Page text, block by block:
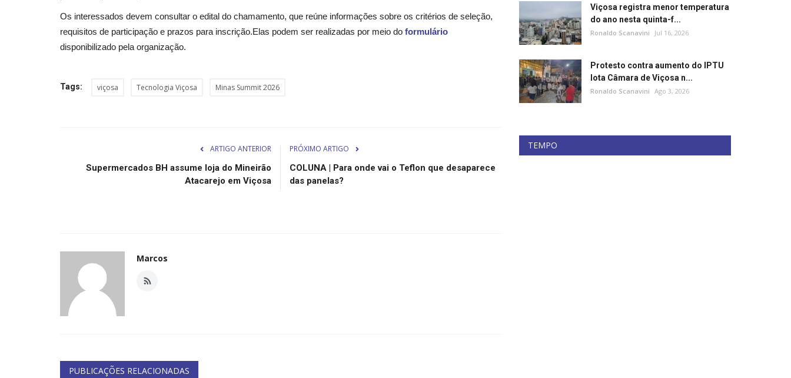
Os interessados devem consultar o edital do chamamento, que reúne informações sobre os critérios de seleção,
requisitos de participação e prazos para inscrição.Elas podem ser realizadas por meio do formulário
disponibilizado pela organização.
Tags: viçosa Tecnologia Viçosa Minas Summit 2026
ARTIGO ANTERIOR
Supermercados BH assume loja do Mineirão
Atacarejo em Viçosa
PRÓXIMO ARTIGO
COLUNA | Para onde vai o Teflon que desaparece
das panelas?
Marcos
PUBLICAÇÕES RELACIONADAS
Viçosa registra menor temperatura
do ano nesta quinta-f...
Ronaldo Scanavini Jul 16, 2026
Protesto contra aumento do IPTU
lota Câmara de Viçosa n...
Ronaldo Scanavini Ago 3, 2026
TEMPO